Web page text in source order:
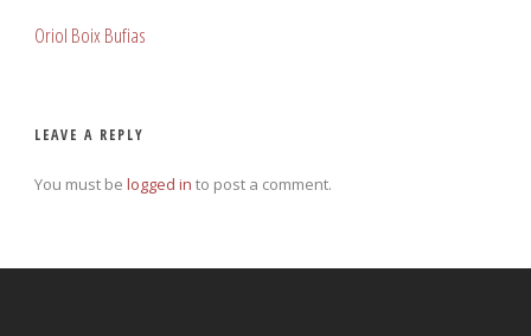
Oriol Boix Bufias
LEAVE A REPLY
You must be logged in to post a comment.